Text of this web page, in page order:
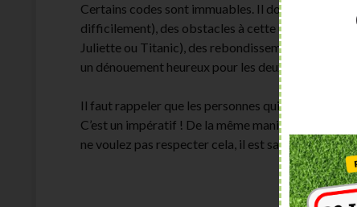
Certains codes sont immuables. Il doit y avoir
difficilement), des obstacles à cette union qui
Juliette ou Titanic), des rebondissements
un dénouement heureux pour les deux
Il faut rappeler que les personnes qui aiment la
C’est un impératif ! De la même manière, en
ne voulez pas respecter cela, il est sans doute